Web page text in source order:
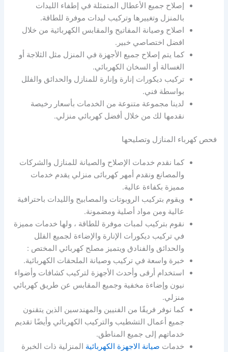
إصلاح جميع الأعطال المتمثلة في إطفاء الليدات
بالمنزل وتغييرها وتركيب ليدات موفرة للطاقة.
اصلاح وصيانة المفاتيح والمقابس الكهربائية من خلال
افضل اختصاصي خبير.
كما يتم إصلاح جميع الأجهزة في المنزل مثل الثلاجة أو
الغسالة أو السخان الكهربائي.
تركيب ديكورات إنارة وإنارة للمنازل والحدائق والفلل
بواسطة فني.
لدينا مجموعة متنوعة من الخدمات بأسعار رخيصة
نقدمها لك من خلال أفضل كهربائي منزلي.
فحص كهرباء المنازل وتصليحها
كما نقدم خدمات الإصلاح والصيانة للمنازل والشركات
والمصانع ونقدم أمهر كهربائى منزلي يقدم خدمات
مميزة بكفاءة عالية.
ويقوم بتركيب الروبوتات والمصابيح والليدات باحترافية
عالية ومن مواد أصلية ومضمونة.
نقوم بتركيب لمبات موفرة للطاقة ، ولها خدمات مميزة
في تركيب ديكورات الإنارة والإضاءة لجميع الفلل
والحدائق والفنادق ويتميز مصلح كهربائي المختص :
خبرة واسعة في تركيب وصيانة الملحقات الكهربائية.
استخدام أرقى وأحدث الأجهزة لتركيب كشافات وأضواء
نيون وإضاءة مخفية وجميع المقابس عن طريق كهربائي
منزلي.
كما نوفر فريقًا من الفنيين والمهندسين الذين يتقنون
جميع أعمال التشطيب والتركيب الكهربائي وأيضًا تقديم
خدماتهم إلى جميع المناطق.
خدمات صيانة الاجهزة الكهربائية المنزلية ذات الخبرة